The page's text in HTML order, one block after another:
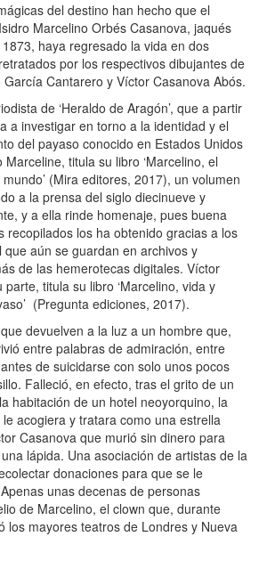
del destino han hecho que el
Marcelino Orbés Casanova, jaqués
haya regresado la vida en dos
por los respectivos dibujantes de
Cantarero y Víctor Casanova Abós.
de ‘Heraldo de Aragón’, que a partir
a investigar en torno a la identidad y el
del payaso conocido en Estados Unidos
titula su libro ‘Marcelino, el
(Mira editores, 2017), un volumen
a la prensa del siglo diecinueve y
y a ella rinde homenaje, pues buena
recopilados los ha obtenido gracias a los
que aún se guardan en archivos y
de las hemerotecas digitales. Víctor
titula su libro ‘Marcelino, vida y
(Pregunta ediciones, 2017).
devuelven a la luz a un hombre que,
entre palabras de admiración, entre
de suicidarse con solo unos pocos
Falleció, en efecto, tras el grito de un
habitación de un hotel neoyorquino, la
acogiera y tratara como una estrella
Casanova que murió sin dinero para
lápida. Una asociación de artistas de la
donaciones para que se le
unas decenas de personas
de Marcelino, el clown que, durante
los mayores teatros de Londres y Nueva